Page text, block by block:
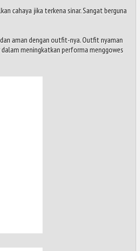
cahaya jika terkena sinar. Sangat berguna
aman dengan outfit-nya. Outfit nyaman
meningkatkan performa menggowes